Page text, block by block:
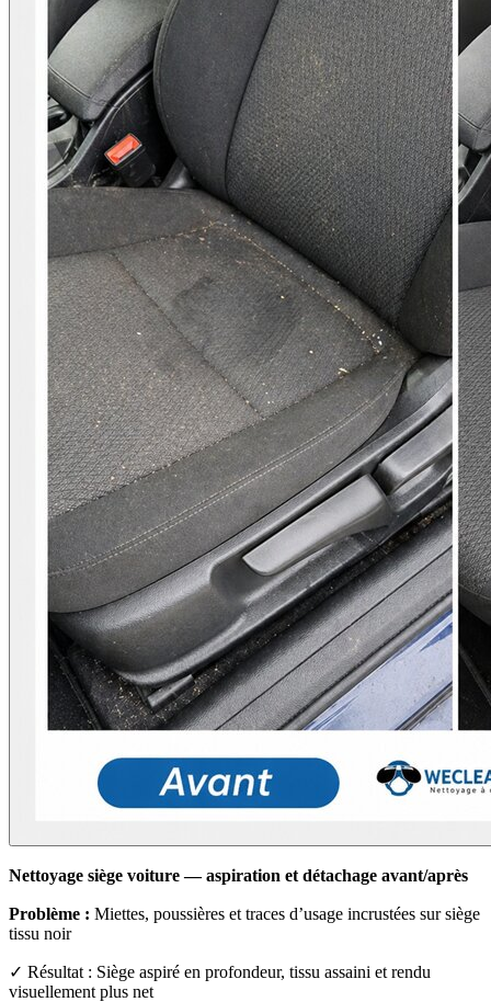
Nettoyage siège voiture — aspiration et détachage avant/après
Problème : Miettes, poussières et traces d’usage incrustées sur siège
tissu noir
✓ Résultat : Siège aspiré en profondeur, tissu assaini et rendu
visuellement plus net